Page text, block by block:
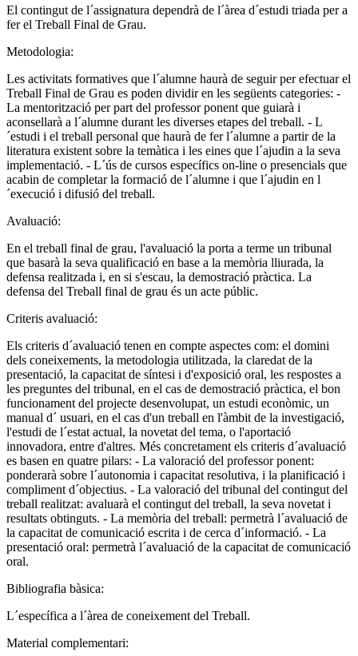
El contingut de l´assignatura dependrà de l´àrea d´estudi triada per a
fer el Treball Final de Grau.
Metodologia:
Les activitats formatives que l´alumne haurà de seguir per efectuar el
Treball Final de Grau es poden dividir en les següents categories: -
La mentorització per part del professor ponent que guiarà i
aconsellarà a l´alumne durant les diverses etapes del treball. - L
´estudi i el treball personal que haurà de fer l´alumne a partir de la
literatura existent sobre la temàtica i les eines que l´ajudin a la seva
implementació. - L´ús de cursos específics on-line o presencials que
acabin de completar la formació de l´alumne i que l´ajudin en l
´execució i difusió del treball.
Avaluació:
En el treball final de grau, l'avaluació la porta a terme un tribunal
que basarà la seva qualificació en base a la memòria lliurada, la
defensa realitzada i, en si s'escau, la demostració pràctica. La
defensa del Treball final de grau és un acte públic.
Criteris avaluació:
Els criteris d´avaluació tenen en compte aspectes com: el domini
dels coneixements, la metodologia utilitzada, la claredat de la
presentació, la capacitat de síntesi i d'exposició oral, les respostes a
les preguntes del tribunal, en el cas de demostració pràctica, el bon
funcionament del projecte desenvolupat, un estudi econòmic, un
manual d´ usuari, en el cas d'un treball en l'àmbit de la investigació,
l'estudi de l´estat actual, la novetat del tema, o l'aportació
innovadora, entre d'altres. Més concretament els criteris d´avaluació
es basen en quatre pilars: - La valoració del professor ponent:
ponderarà sobre l´autonomia i capacitat resolutiva, i la planificació i
compliment d´objectius. - La valoració del tribunal del contingut del
treball realitzat: avaluarà el contingut del treball, la seva novetat i
resultats obtinguts. - La memòria del treball: permetrà l´avaluació de
la capacitat de comunicació escrita i de cerca d´informació. - La
presentació oral: permetrà l´avaluació de la capacitat de comunicació
oral.
Bibliografia bàsica:
L´específica a l´àrea de coneixement del Treball.
Material complementari: